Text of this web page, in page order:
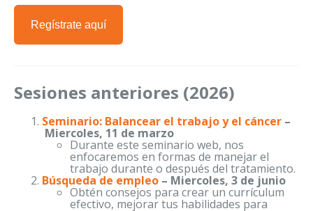
Regístrate aquí
Sesiones anteriores (2026)
Seminario: Balancear el trabajo y el cáncer –
Miercoles, 11 de marzo
Durante este seminario web, nos
enfocaremos en formas de manejar el
trabajo durante o después del tratamiento.
Búsqueda de empleo – Miercoles, 3 de junio
Obtén consejos para crear un currículum
efectivo, mejorar tus habilidades para